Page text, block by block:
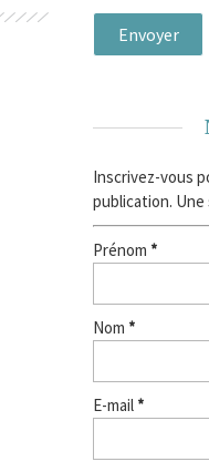
Inscrivez-vous
publication.
Prénom *
Nom *
E-mail *